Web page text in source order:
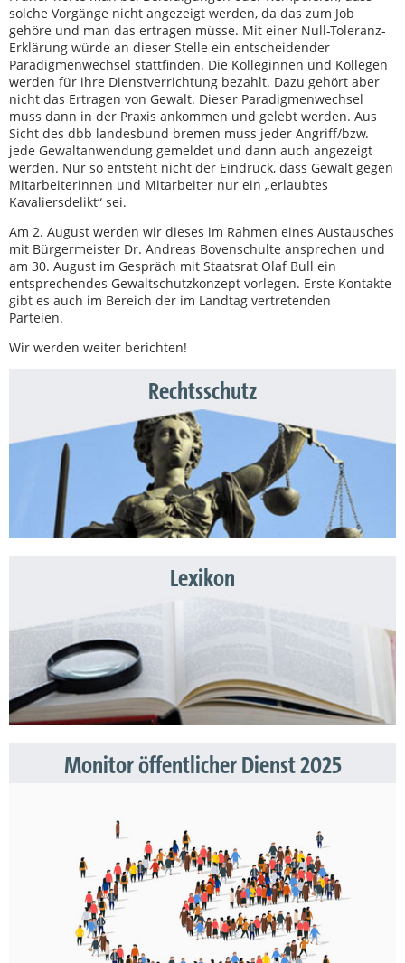
solche Vorgänge nicht angezeigt werden, da das zum Job
gehöre und man das ertragen müsse. Mit einer Null-Toleranz-
Erklärung würde an dieser Stelle ein entscheidender
Paradigmenwechsel stattfinden. Die Kolleginnen und Kollegen
werden für ihre Dienstverrichtung bezahlt. Dazu gehört aber
nicht das Ertragen von Gewalt. Dieser Paradigmenwechsel
muss dann in der Praxis ankommen und gelebt werden. Aus
Sicht des dbb landesbund bremen muss jeder Angriff/bzw.
jede Gewaltanwendung gemeldet und dann auch angezeigt
werden. Nur so entsteht nicht der Eindruck, dass Gewalt gegen
Mitarbeiterinnen und Mitarbeiter nur ein „erlaubtes
Kavaliersdelikt“ sei.
Am 2. August werden wir dieses im Rahmen eines Austausches
mit Bürgermeister Dr. Andreas Bovenschulte ansprechen und
am 30. August im Gespräch mit Staatsrat Olaf Bull ein
entsprechendes Gewaltschutzkonzept vorlegen. Erste Kontakte
gibt es auch im Bereich der im Landtag vertretenden
Parteien.
Wir werden weiter berichten!
Rechtsschutz
Lexikon
Monitor öffentlicher Dienst 2025